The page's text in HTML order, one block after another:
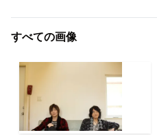
すべての画像